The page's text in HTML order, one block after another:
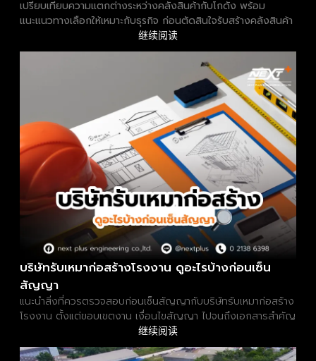
เปรียบเทียบความแตกต่างระหว่างคลังสินค้ากับโกดัง พร้อม
แนะแนวทางเลือกให้เหมาะกับธุรกิจ ก่อนตัดสินใจรับสร้างคลังสินค้า
继续阅读
บริษัทรับเหมาก่อสร้างโรงงาน ดูอะไรบ้างก่อนเซ็น
สัญญา
แนะนำสิ่งที่ควรตรวจสอบก่อนเซ็นสัญญากับบริษัทรับเหมาก่อสร้าง
โรงงาน ตั้งแต่ขอบเขตงาน เงื่อนไขสัญญา ไปจนถึงเอกสารสำคัญ
继续阅读